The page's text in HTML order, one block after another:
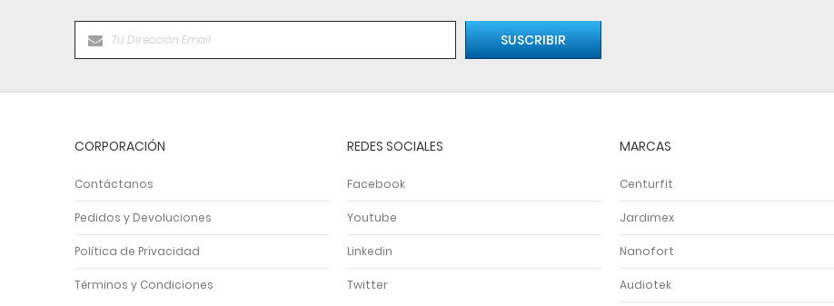
CORPORACIÓN
Contáctanos
Pedidos y Devoluciones
Política de Privacidad
Términos y Condiciones
REDES SOCIALES
Facebook
Youtube
Linkedin
Twitter
MARCAS
Centurfit
Jardimex
Nanofort
Audiotek